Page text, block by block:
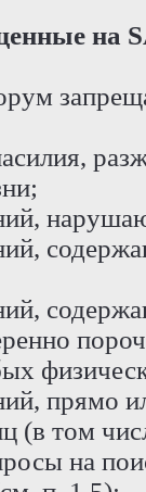
на
прямо
(в том
на